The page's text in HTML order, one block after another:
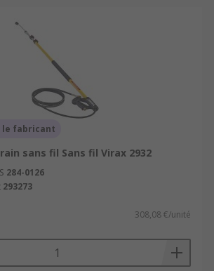
le fabricant
sans fil Sans fil Virax 2932
284-0126
293273
308,08 €/unité